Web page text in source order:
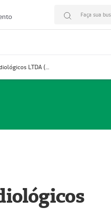
Faça sua
Prestador Decordis Exames Cardiológicos LTDA (51004346-0)